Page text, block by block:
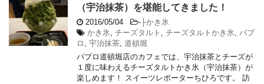
（宇治抹茶）を堪能してきました！
2016/05/04 - ├かき氷
かき氷, チーズタルト , チーズタルトかき氷, パブ
ロ , 宇治抹茶, 道頓堀
パブロ道頓堀店のカフェでは、宇治抹茶とチーズが
１度に味わえるチーズタルトかき氷（宇治抹茶）が
楽しめます！ スイーツレポーターちひろです。 訪